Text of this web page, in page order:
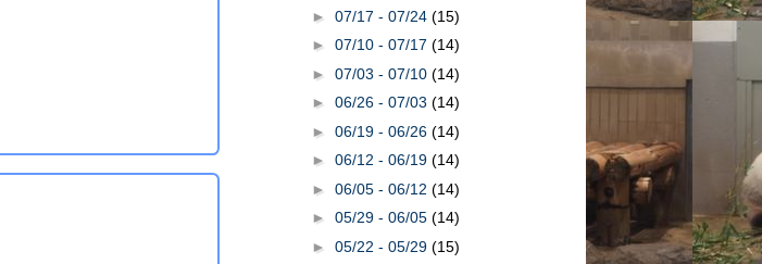
► 07/17 - 07/24 (15)
► 07/10 - 07/17 (14)
► 07/03 - 07/10 (14)
► 06/26 - 07/03 (14)
► 06/19 - 06/26 (14)
► 06/12 - 06/19 (14)
► 06/05 - 06/12 (14)
► 05/29 - 06/05 (14)
► 05/22 - 05/29 (15)